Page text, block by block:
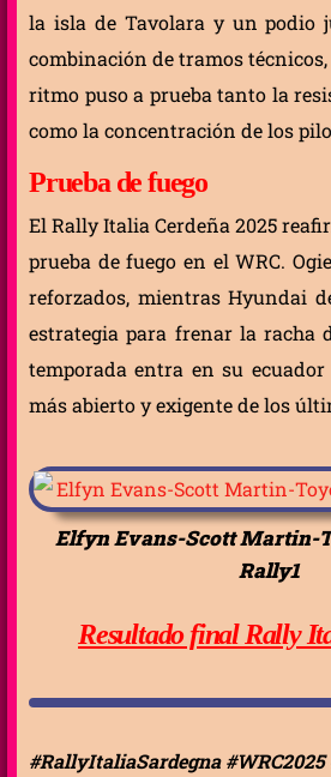
la isla de Tavolara y un podio
combinación de tramos
ritmo puso a prueba tanto la
como la concentración de los
Prueba de fuego
El Rally Italia Cerdeña 2025
prueba de fuego en el WRC.
reforzados, mientras Hyundai
estrategia para frenar la racha
temporada entra en su
más abierto y exigente de los
Elfyn Evans-Scott Martin-
Rally1
Resultado final Rally
#RallyItaliaSardegna #WRC2025